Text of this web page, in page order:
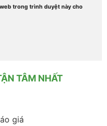
trong trình duyệt này cho
TÂM NHẤT
giá